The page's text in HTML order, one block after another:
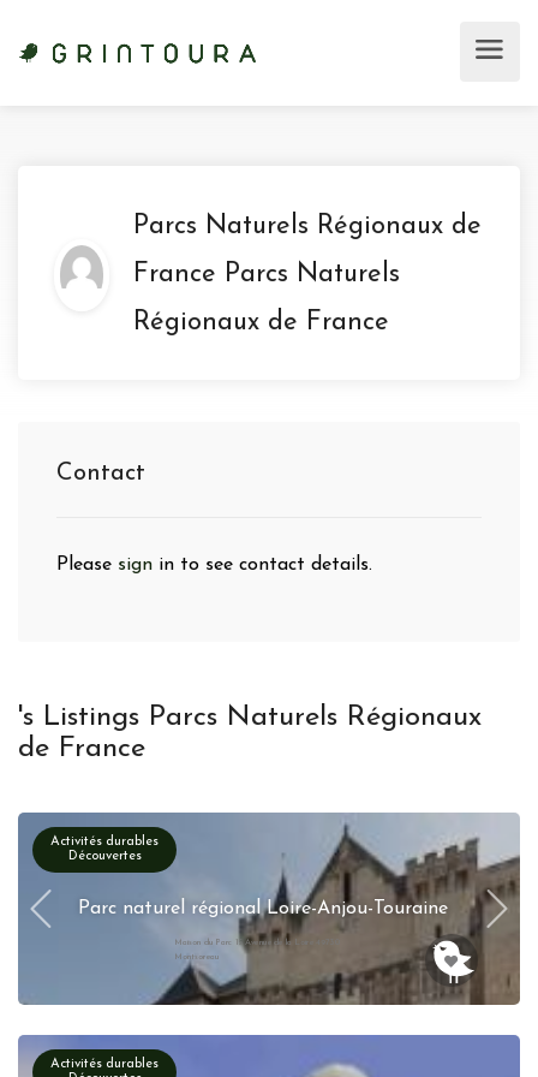
Parcs Naturels Régionaux de
France Parcs Naturels
Régionaux de France
Contact
Please sign in to see contact details.
's Listings Parcs Naturels Régionaux
de France
Activités durables
Découvertes
Parc naturel régional Loire-Anjou-Touraine
Maison du Parc 15 Avenue de la Loire 49730
Montsoreau
Activités durables